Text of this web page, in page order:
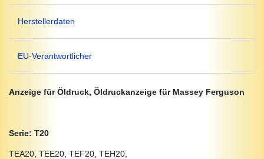
Herstellerdaten
EU-Verantwortlicher
Anzeige für Öldruck, Öldruckanzeige für Massey Ferguson
Serie: T20
TEA20, TEE20, TEF20, TEH20,